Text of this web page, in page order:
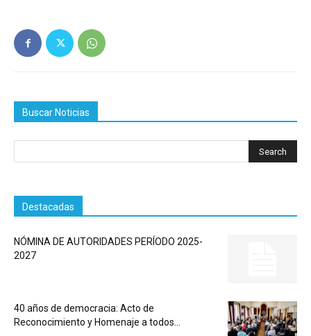
Buscar Noticias
Destacadas
NÓMINA DE AUTORIDADES PERÍODO 2025-
2027
40 años de democracia: Acto de
Reconocimiento y Homenaje a todos...